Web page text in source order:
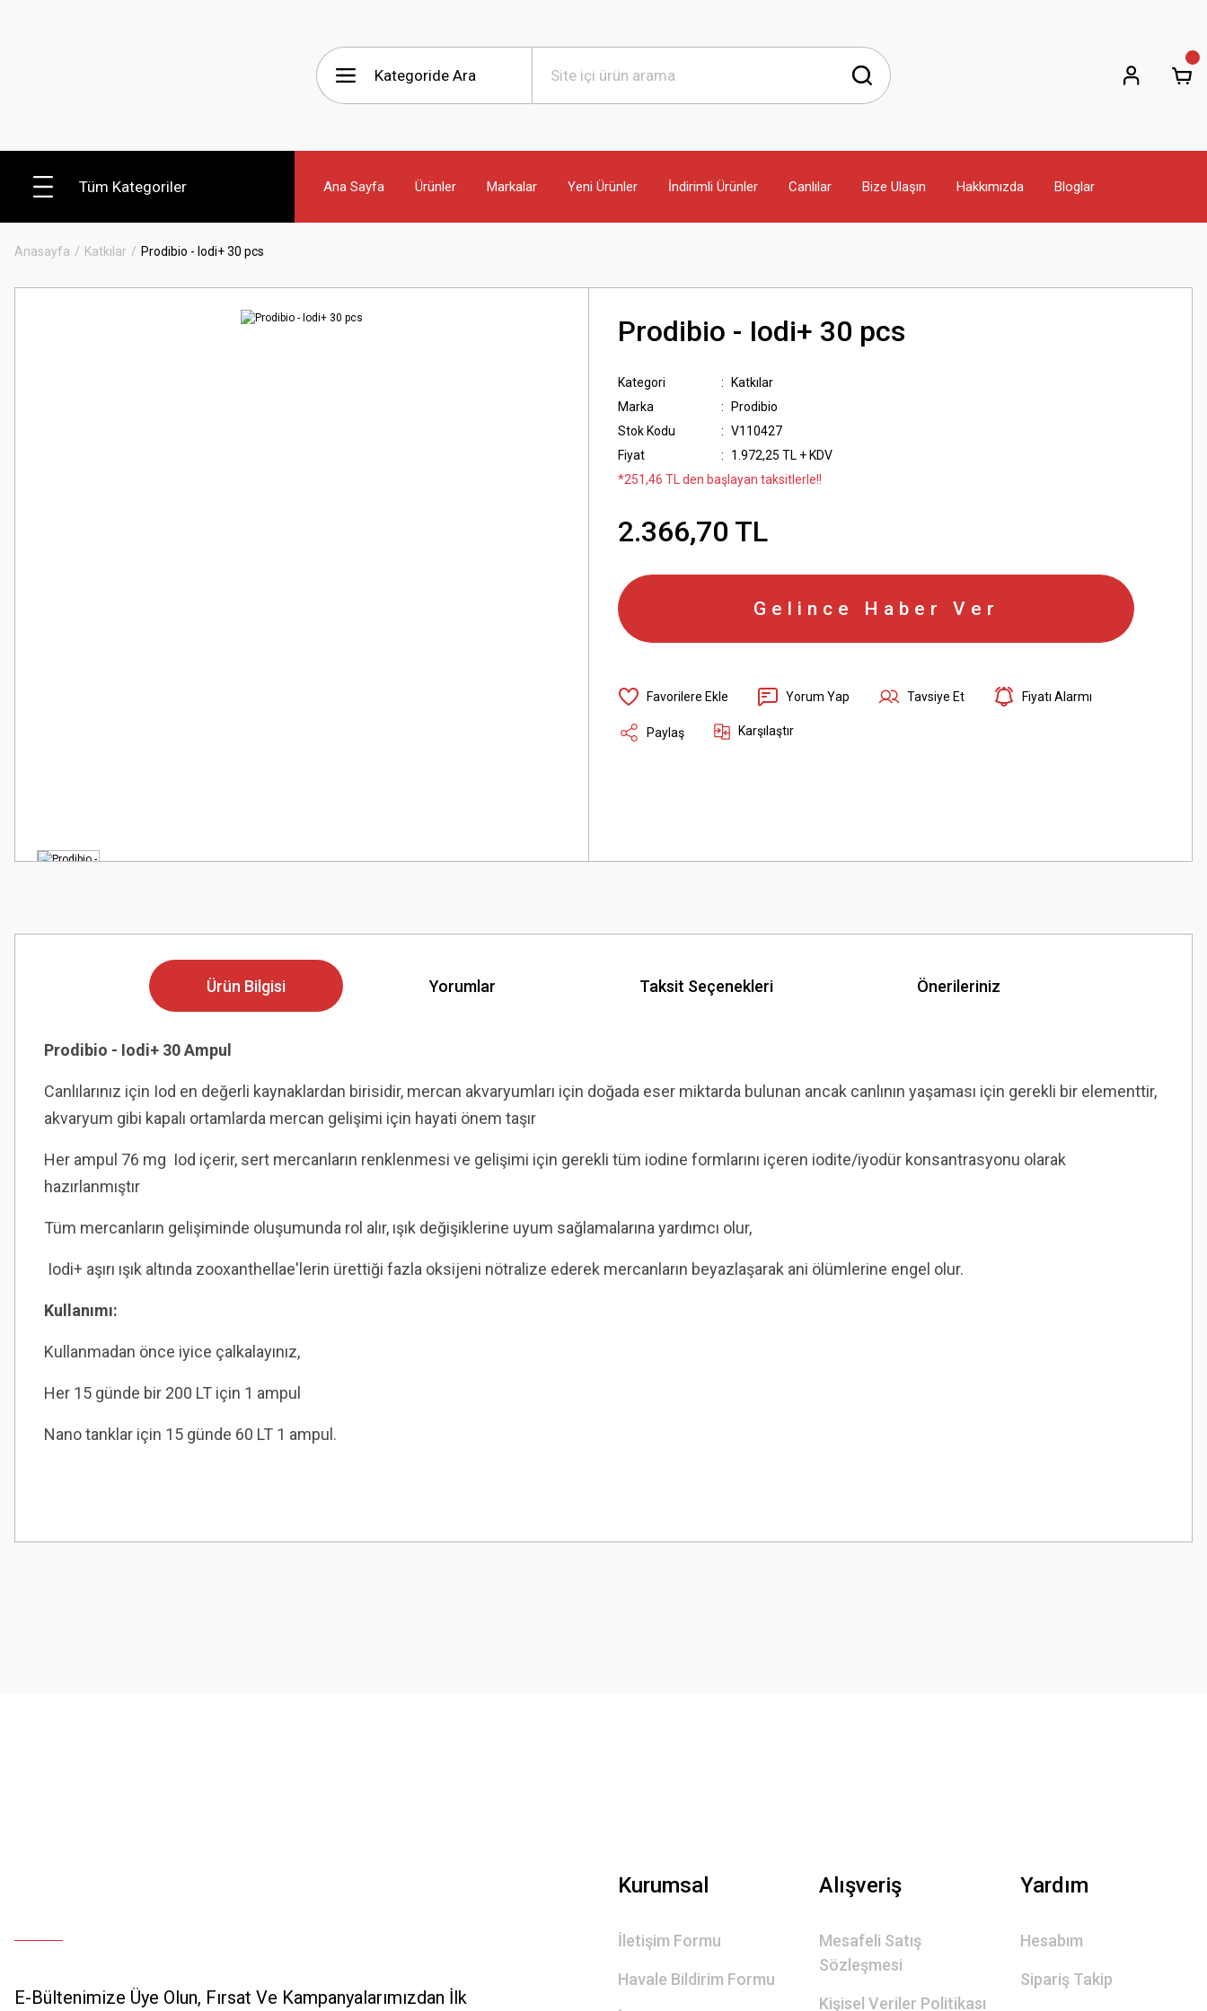
Tüm Kategoriler Ana Sayfa Ürünler Markalar Yeni Ürünler İndirimli Ürünler Canlılar Bize Ulaşın Hakkımızda Bloglar
Anasayfa Katkılar Prodibio - Iodi+ 30 pcs
Prodibio - Iodi+ 30 pcs
Kategori
Katkılar
Marka
Prodibio
Stok Kodu
V110427
Fiyat
1.972,25 TL + KDV
*251,46 TL den başlayan taksitlerle!!
2.366,70 TL
Gelince Haber Ver
Yorum Yap Tavsiye Et Fiyatı Alarmı
Paylaş Karşılaştır
Ürün Bilgisi Yorumlar Taksit Seçenekleri Önerileriniz
Prodibio - Iodi+ 30 Ampul
Canlılarınız için Iod en değerli kaynaklardan birisidir, mercan akvaryumları için doğada eser miktarda bulunan ancak canlının yaşaması için gerekli bir elementtir,
akvaryum gibi kapalı ortamlarda mercan gelişimi için hayati önem taşır
Her ampul 76 mg Iod içerir, sert mercanların renklenmesi ve gelişimi için gerekli tüm iodine formlarını içeren iodite/iyodür konsantrasyonu olarak
hazırlanmıştır
Tüm mercanların gelişiminde oluşumunda rol alır, ışık değişiklerine uyum sağlamalarına yardımcı olur,
Iodi+ aşırı ışık altında zooxanthellae'lerin ürettiği fazla oksijeni nötralize ederek mercanların beyazlaşarak ani ölümlerine engel olur.
Kullanımı:
Kullanmadan önce iyice çalkalayınız,
Her 15 günde bir 200 LT için 1 ampul
Nano tanklar için 15 günde 60 LT 1 ampul.
Görüş ve önerileriniz için teşekkür ederiz.
E-Bültenimize Üye Olun, Fırsat Ve Kampanyalarımızdan İlk
Kurumsal
İletişim Formu
Havale Bildirim Formu
Alışveriş
Mesafeli Satış
Sözleşmesi
Kişisel Veriler Politikası
Yardım
Hesabım
Sipariş Takip